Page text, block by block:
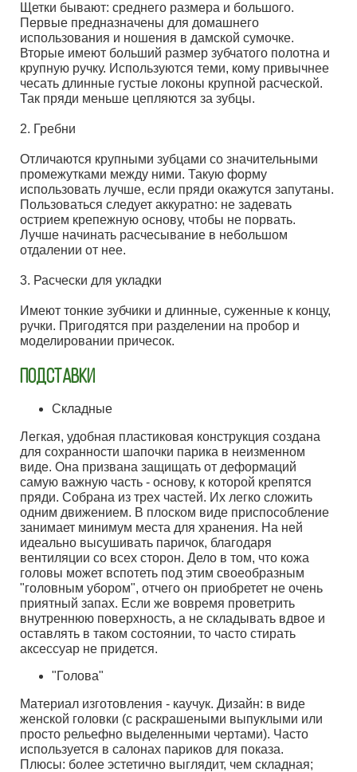
Щетки бывают: среднего размера и большого.
Первые предназначены для домашнего
использования и ношения в дамской сумочке.
Вторые имеют больший размер зубчатого полотна и
крупную ручку. Используются теми, кому привычнее
чесать длинные густые локоны крупной расческой.
Так пряди меньше цепляются за зубцы.
2. Гребни
Отличаются крупными зубцами со значительными
промежутками между ними. Такую форму
использовать лучше, если пряди окажутся запутаны.
Пользоваться следует аккуратно: не задевать
острием крепежную основу, чтобы не порвать.
Лучше начинать расчесывание в небольшом
отдалении от нее.
3. Расчески для укладки
Имеют тонкие зубчики и длинные, суженные к концу,
ручки. Пригодятся при разделении на пробор и
моделировании причесок.
ПОДСТАВКИ
Складные
Легкая, удобная пластиковая конструкция создана
для сохранности шапочки парика в неизменном
виде. Она призвана защищать от деформаций
самую важную часть - основу, к которой крепятся
пряди. Собрана из трех частей. Их легко сложить
одним движением. В плоском виде приспособление
занимает минимум места для хранения. На ней
идеально высушивать паричок, благодаря
вентиляции со всех сторон. Дело в том, что кожа
головы может вспотеть под этим своеобразным
"головным убором", отчего он приобретет не очень
приятный запах. Если же вовремя проветрить
внутреннюю поверхность, а не складывать вдвое и
оставлять в таком состоянии, то часто стирать
аксессуар не придется.
"Голова"
Материал изготовления - каучук. Дизайн: в виде
женской головки (с раскрашеными выпуклыми или
просто рельефно выделенными чертами). Часто
используется в салонах париков для показа.
Плюсы: более эстетично выглядит, чем складная;